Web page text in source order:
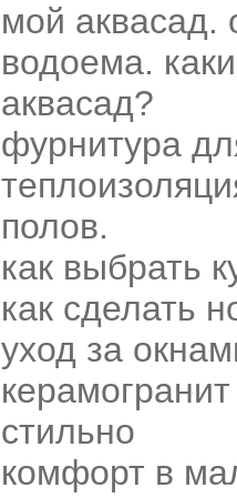
мой аквасад.
водоема.
аквасад?
фурнитура
полов.
как выбрать
как сделать
уход за
стильно
комфорт в